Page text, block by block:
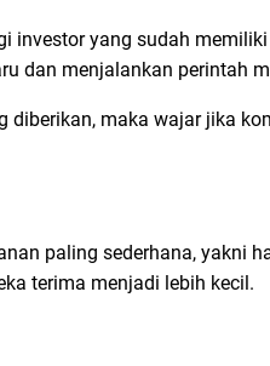
investor yang sudah
dan menjalankan perintah
diberikan, maka wajar jika
paling sederhana, yakni
terima menjadi lebih kecil.